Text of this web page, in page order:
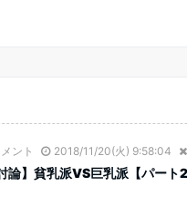
ント 2018/11/20(火) 9:58:04
論】貧乳派VS巨乳派【パート2